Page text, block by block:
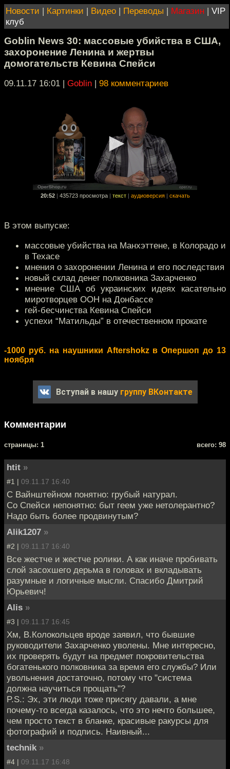
Новости | Картинки | Видео | Переводы | Магазин | VIP
клуб
Goblin News 30: массовые убийства в США,
захоронение Ленина и жертвы
домогательств Кевина Спейси
09.11.17 16:01 | Goblin | 98 комментариев
20:52 435723 просмотра текст аудиоверсия скачать
В этом выпуске:
массовые убийства на Манхэттене, в Колорадо и
в Техасе
мнения о захоронении Ленина и его последствия
новый склад денег полковника Захарченко
мнение США об украинских идеях касательно
миротворцев ООН на Донбассе
гей-бесчинства Кевина Спейси
успехи “Матильды” в отечественном прокате
-1000 руб. на наушники Aftershokz в Опершоп до 13
ноября
Вступай в нашу группу ВКонтакте
Комментарии
cтраницы: 1 всего: 98
htit »
#1 | 09.11.17 16:40
С Вайнштейном понятно: грубый натурал.
Со Спейси непонятно: быт геем уже нетолерантно?
Надо быть более продвинутым?
Alik1207 »
#2 | 09.11.17 16:40
Все жестче и жестче ролики. А как иначе пробивать
слой засохшего дерьма в головах и вкладывать
разумные и логичные мысли. Спасибо Дмитрий
Юрьевич!
Alis »
#3 | 09.11.17 16:45
Хм, В.Колокольцев вроде заявил, что бывшие
руководители Захарченко уволены. Мне интересно,
их проверять будут на предмет покровительства
богатенького полковника за время его службы? Или
увольнения достаточно, потому что "система
должна научиться прощать"?
P.S.: Эх, эти люди тоже присягу давали, а мне
почему-то всегда казалось, что это нечто большее,
чем просто текст в бланке, красивые ракурсы для
фотографий и подпись. Наивный...
technik »
#4 | 09.11.17 16:48